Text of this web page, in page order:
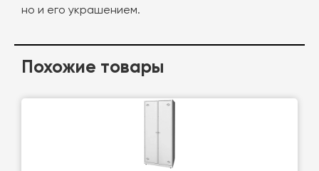
но и его украшением.
Похожие товары